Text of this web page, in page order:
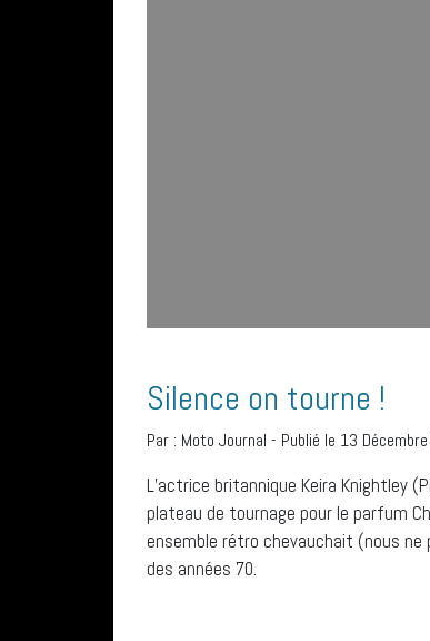
Silence on tourne !
Par : Moto Journal - Publié le 13
L’actrice britannique Keira Knightley
plateau de tournage pour le parfum
ensemble rétro chevauchait (nous
des années 70.